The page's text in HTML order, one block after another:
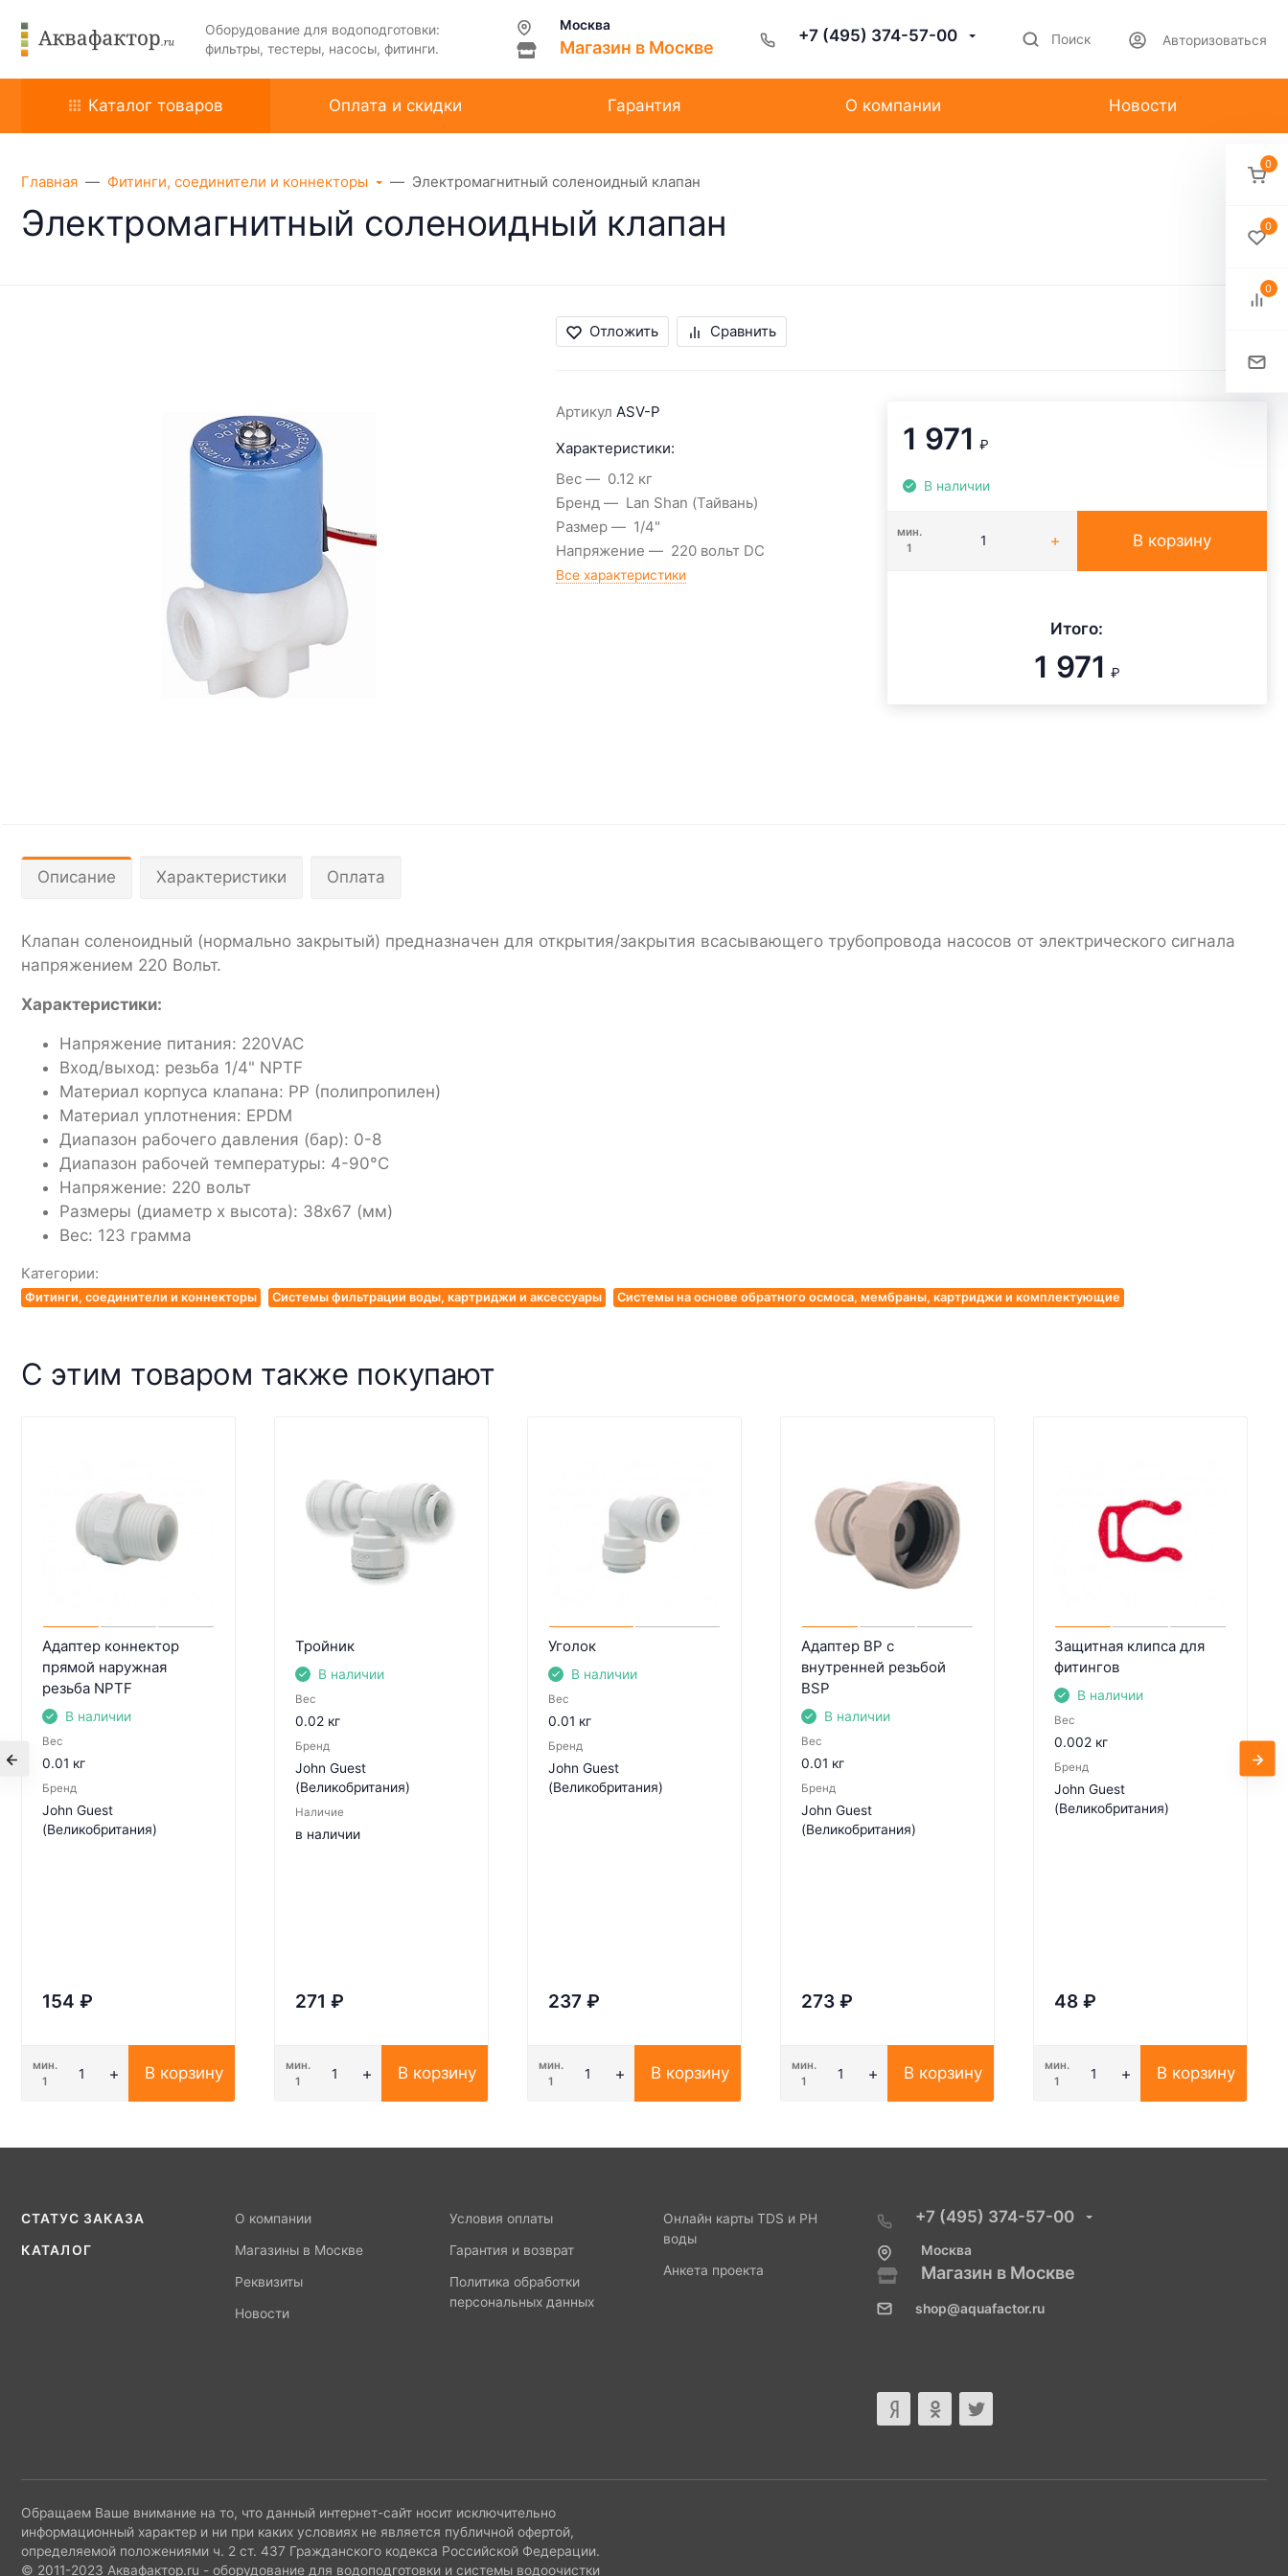
Оборудование для водоподготовки:
фильтры, тестеры, насосы, фитинги.
Москва
Магазин в Москве
+7 (495) 374-57-00 Поиск Авторизоваться
Каталог товаров Оплата и скидки Гарантия О компании Новости
Главная Фитинги, соединители и коннекторы Электромагнитный соленоидный клапан
Электромагнитный соленоидный клапан
Отложить Сравнить
Артикул ASV-P
Характеристики:
Вес
0.12 кг
Бренд
Lan Shan (Тайвань)
Размер
1/4"
Напряжение
220 вольт DC
Все характеристики
1 971 ₽
В наличии
мин.
1
В корзину
Итого:
1 971 ₽
Описание Характеристики Оплата
Клапан соленоидный (нормально закрытый) предназначен для открытия/закрытия всасывающего трубопровода насосов от электрического сигнала
напряжением 220 Вольт.
Характеристики:
Напряжение питания: 220VAC
Вход/выход: резьба 1/4" NPTF
Материал корпуса клапана: PP (полипропилен)
Материал уплотнения: EPDM
Диапазон рабочего давления (бар): 0-8
Диапазон рабочей температуры: 4-90°С
Напряжение: 220 вольт
Размеры (диаметр х высота): 38х67 (мм)
Вес: 123 грамма
Категории:
Фитинги, соединители и коннекторы Системы фильтрации воды, картриджи и аксессуары Системы на основе обратного осмоса, мембраны, картриджи и комплектующие
С этим товаром также покупают
Адаптер коннектор
прямой наружная
резьба NPTF
В наличии
Вес
0.01 кг
Бренд
John Guest
(Великобритания)
154 ₽
мин.
1
В корзину
Тройник
В наличии
Вес
0.02 кг
Бренд
John Guest
(Великобритания)
Наличие
в наличии
271 ₽
мин.
1
В корзину
Уголок
В наличии
Вес
0.01 кг
Бренд
John Guest
(Великобритания)
237 ₽
мин.
1
В корзину
Адаптер BP с
внутренней резьбой
BSP
В наличии
Вес
0.01 кг
Бренд
John Guest
(Великобритания)
273 ₽
мин.
1
В корзину
Защитная клипса для
фитингов
В наличии
Вес
0.002 кг
Бренд
John Guest
(Великобритания)
48 ₽
мин.
1
В корзину
СТАТУС ЗАКАЗА
КАТАЛОГ
О компании
Магазины в Москве
Реквизиты
Новости
Условия оплаты
Гарантия и возврат
Политика обработки
персональных данных
Онлайн карты TDS и PH
воды
Анкета проекта
+7 (495) 374-57-00
Москва
Магазин в Москве
shop@aquafactor.ru
Обращаем Ваше внимание на то, что данный интернет-сайт носит исключительно
информационный характер и ни при каких условиях не является публичной офертой,
определяемой положениями ч. 2 ст. 437 Гражданского кодекса Российской Федерации.
© 2011-2023 Аквафактор.ru - оборудование для водоподготовки и системы водоочистки
0
0
0